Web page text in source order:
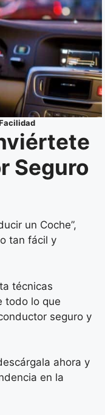
Seguro
un Coche”,
tan fácil y
técnicas
todo lo que
seguro y
ahora y
en la